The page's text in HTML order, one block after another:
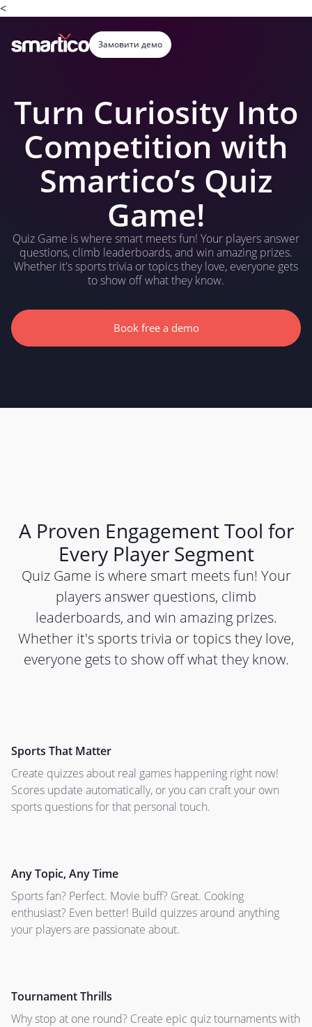
<
Замовити демо
Turn Curiosity Into
Competition with
Smartico’s Quiz
Game!
Quiz Game is where smart meets fun! Your players answer
questions, climb leaderboards, and win amazing prizes.
Whether it's sports trivia or topics they love, everyone gets
to show off what they know.
Book free a demo
A Proven Engagement Tool for
Every Player Segment
Quiz Game is where smart meets fun! Your
players answer questions, climb
leaderboards, and win amazing prizes.
Whether it's sports trivia or topics they love,
everyone gets to show off what they know.
Sports That Matter
Create quizzes about real games happening right now!
Scores update automatically, or you can craft your own
sports questions for that personal touch.
Any Topic, Any Time
Sports fan? Perfect. Movie buff? Great. Cooking
enthusiast? Even better! Build quizzes around anything
your players are passionate about.
Tournament Thrills
Why stop at one round? Create epic quiz tournaments with